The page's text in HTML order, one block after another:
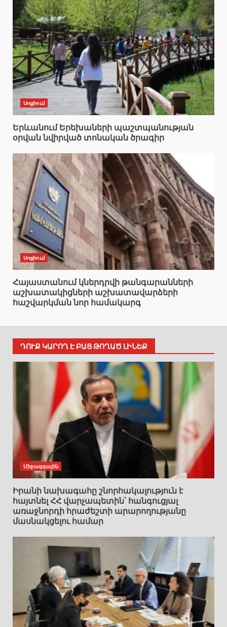
Սոցիում
Երևանում Երեխաների պաշտպանության
օրվան նվիրված տոնական ծրագիր
Սոցիում
Հայաստանում կներդրվի թանգարանների
աշխատակիցների աշխատավարձերի
հաշվարկման նոր համակարգ
ԴՈՒՔ ԿԱՐՈՂ Է ԲԱՑ ԹՈՂԱԾ ԼԻՆԵՔ
Միջազգային
Իրանի նախագահը շնորհակալություն է
հայտնել ՀՀ վարչապետին՝ հանգուցյալ
առաջնորդի հրաժեշտի արարողությանը
մասնակցելու համար